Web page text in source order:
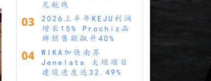
尼航线
03
2026上半年KEJU利润
增长15% Prochiz品
牌销售额飙升40%
04
WIKA加快南苏
Jenelata 大坝项目
建设进度达32.49%